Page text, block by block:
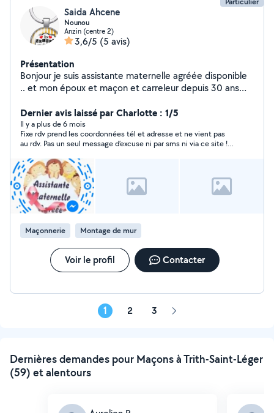
Saida Ahcene
Nounou
Anzin (centre 2)
3,6/5 (5 avis)
Présentation
Bonjour je suis assistante maternelle agréée disponible
.. et mon époux et maçon et carreleur depuis 30 ans
Dernier avis laissé par Charlotte : 1/5
Il y a plus de 6 mois
Fixe rdv prend les coordonnées tél et adresse et ne vient pas
au rdv. Pas un seul message d’excuse ni par sms ni via ce site !
cette attitude et irrespectueux ! Je déconseille fortement !
Maçonnerie Montage de mur
Voir le profil Contacter
1 2 3 Page
Dernières demandes pour Maçons à Trith-Saint-Léger
(59) et alentours